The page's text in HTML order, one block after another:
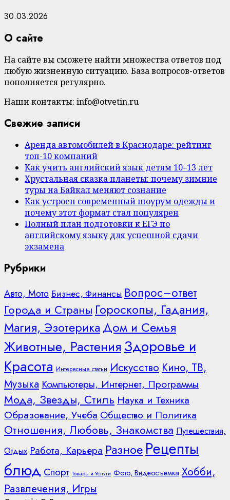
30.03.2026
О сайте
На сайте вы сможете найти множества ответов под
любую жизненную ситуацию. База вопросов-ответов
пополняется регулярно.
Наши контакты: info@otvetin.ru
Свежие записи
Аренда автомобилей в Краснодаре: рейтинг
топ-10 компаний
Как учить английский язык детям 10–13 лет
Хрустальная сказка планеты: почему зимние
туры на Байкал меняют сознание
Как устроен современный шоурум одежды и
почему этот формат стал популярен
Полный план подготовки к ЕГЭ по
английскому языку для успешной сдачи
экзамена
Рубрики
Авто, Мото Бизнес, Финансы Вопрос–ответ
Города и Страны Гороскопы, Гадания,
Магия, Эзотерика Дом и Семья
Животные, Растения Здоровье и
Красота Интересные статьи Искусство Кино, ТВ,
Музыка Компьютеры, Интернет, Программы
Мода, Звезды, Стиль Наука и Техника
Образование, Учеба Общество и Политика
Отношения, Любовь, Знакомства Путешествия,
Отдых Работа, Карьера Разное Рецепты
блюд Спорт Товары и Услуги Фото, Видеосъемка Хобби,
Развлечения, Игры